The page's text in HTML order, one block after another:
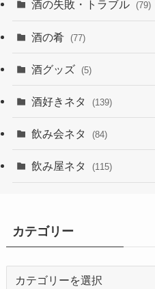
酒の失敗・トラブル (79)
酒の肴 (77)
酒グッズ (5)
酒好きネタ (139)
飲み会ネタ (84)
飲み屋ネタ (115)
カテゴリー